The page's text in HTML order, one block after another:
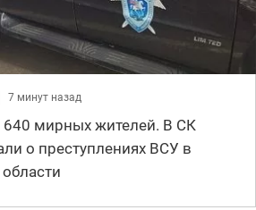
7 минут назад
640 мирных жителей. В СК
о преступлениях ВСУ в